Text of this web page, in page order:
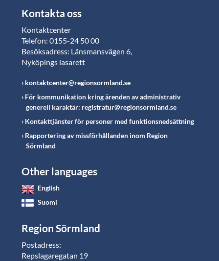
Kontakta oss
Kontaktcenter
Telefon: 0155-24 50 00
Besöksadress: Länsmansvägen 6,
Nyköpings lasarett
kontaktcenter@regionsormland.se
För kommunikation kring ärenden av administrativ
generell karaktär: registratur@regionsormland.se
Kontakttjänster för personer med funktionsnedsättning
Rapportering av missförhållanden inom Region
Sörmland
Other languages
English
Suomi
Region Sörmland
Postadress:
Repslagaregatan 19